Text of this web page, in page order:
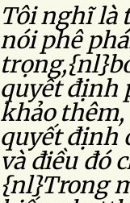
Tôi nghĩ là
nói phê
quyết định
khảo
quyết định
và điều đó
{nl}Trong